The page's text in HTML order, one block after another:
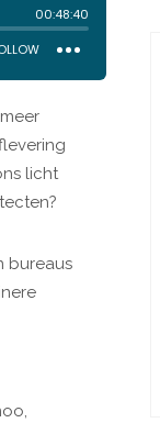
licht
bureaus